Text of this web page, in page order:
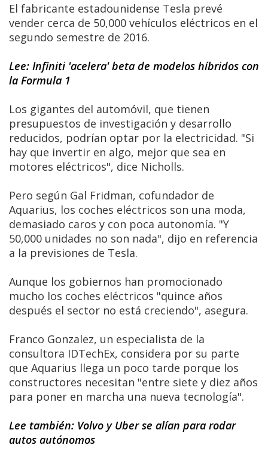
El fabricante estadounidense Tesla prevé
vender cerca de 50,000 vehículos eléctricos en el
segundo semestre de 2016.
Lee: Infiniti 'acelera' beta de modelos híbridos con
la Formula 1
Los gigantes del automóvil, que tienen
presupuestos de investigación y desarrollo
reducidos, podrían optar por la electricidad. "Si
hay que invertir en algo, mejor que sea en
motores eléctricos", dice Nicholls.
Pero según Gal Fridman, cofundador de
Aquarius, los coches eléctricos son una moda,
demasiado caros y con poca autonomía. "Y
50,000 unidades no son nada", dijo en referencia
a la previsiones de Tesla.
Aunque los gobiernos han promocionado
mucho los coches eléctricos "quince años
después el sector no está creciendo", asegura.
Franco Gonzalez, un especialista de la
consultora IDTechEx, considera por su parte
que Aquarius llega un poco tarde porque los
constructores necesitan "entre siete y diez años
para poner en marcha una nueva tecnología".
Lee también: Volvo y Uber se alían para rodar
autos autónomos